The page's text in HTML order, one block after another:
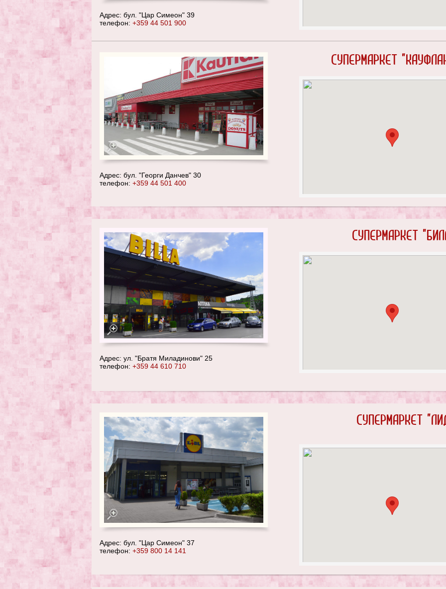
Адрес: бул. "Цар Симеон" 39
телефон: +359 44 501 900
Супермаркет
Адрес: бул. "Георги Данчев" 30
телефон: +359 44 501 400
Супермаркет
Адрес: ул. "Братя Миладинови" 25
телефон: +359 44 610 710
Супермаркет
Адрес: бул. "Цар Симеон" 37
телефон: +359 800 14 141